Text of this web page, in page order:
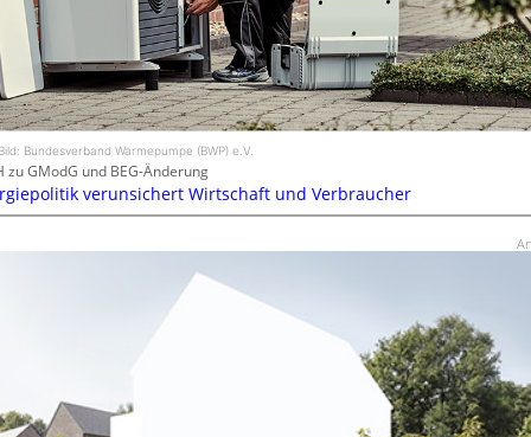
Bundesverband Wärmepumpe (BWP) e.V.
zu GModG und BEG-Änderung
verunsichert Wirtschaft und Verbraucher